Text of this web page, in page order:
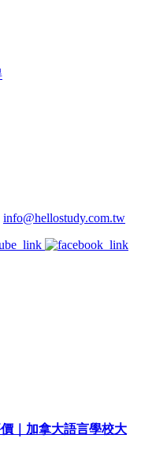
info@hellostudy.com.tw
｜加拿大語言學校大